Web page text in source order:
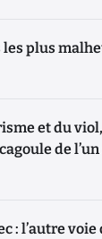
les plus
et du
de
: l’autre voie